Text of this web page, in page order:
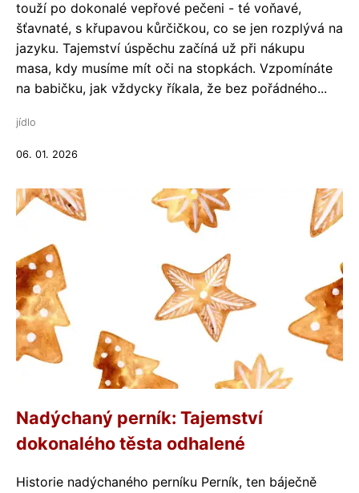
touží po dokonalé vepřové pečeni - té voňavé,
šťavnaté, s křupavou kůrčičkou, co se jen rozplývá na
jazyku. Tajemství úspěchu začíná už při nákupu
masa, kdy musíme mít oči na stopkách. Vzpomínáte
na babičku, jak vždycky říkala, že bez pořádného...
jídlo
06. 01. 2026
Nadýchaný perník: Tajemství
dokonalého těsta odhalené
Historie nadýchaného perníku Perník, ten báječně